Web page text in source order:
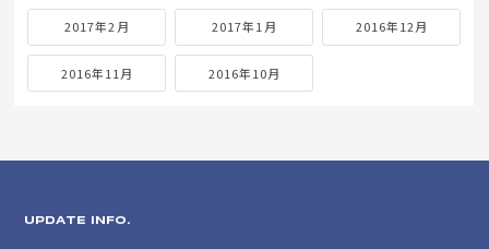
2017年2月 2017年1月 2016年12月
2016年11月 2016年10月
UPDATE INFO.